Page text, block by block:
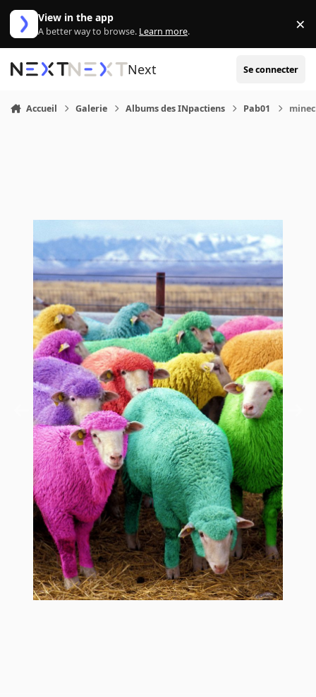
Aller au contenu
View in the app
A better way to browse. Learn more. ×
Next Se connecter
Accueil Galerie Albums des INpactiens Pab01